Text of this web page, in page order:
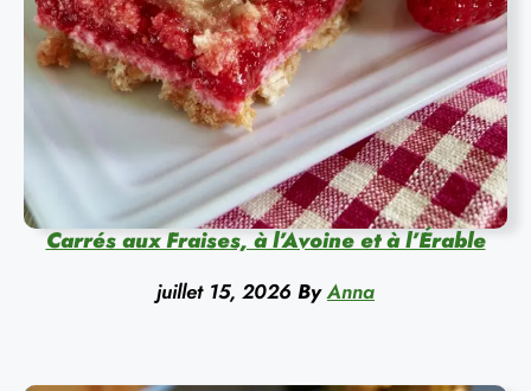
Carrés aux Fraises, à l’Avoine et à l’Érable
juillet 15, 2026 By Anna